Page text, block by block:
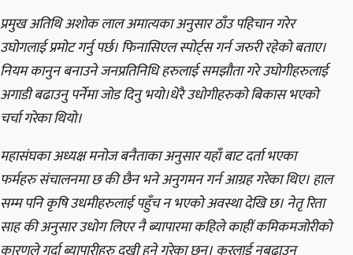
प्रमुख अतिथि अशोक लाल अमात्यका अनुसार ठाँउ पहिचान गरेर
उघोगलाई प्रमोट गर्नु पर्छ। फिनासिएल स्पोर्ट्स गर्न जरुरी रहेको बताए।
नियम कानुन बनाउने जनप्रतिनिधि हरुलाई समझौता गरे उघोगीहरुलाई
अगाडी बढाउनु पर्नेमा जोड दिनु भयो।धेरै उधोगीहरुको बिकास भएको
चर्चा गरेका थियो।
महासंघका अध्यक्ष मनोज बनैताका अनुसार यहाँ बाट दर्ता भएका
फर्महरु संचालनमा छ की छैन भने अनुगमन गर्न आग्रह गरेका थिए। हाल
सम्म पनि कृषि उधमीहरुलाई पहुँच न भएको अवस्था देखि छ। नेतृ रिता
साह की अनुसार उधोग लिएर नै ब्यापारमा कहिले काहीं कमिकमजोरीको